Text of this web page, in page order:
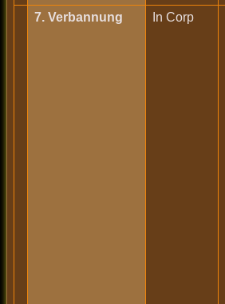
7. Verbannung In Corp